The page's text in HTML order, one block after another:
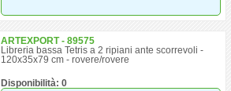
ARTEXPORT - 89575
Libreria bassa Tetris a 2 ripiani ante scorrevoli -
120x35x79 cm - rovere/rovere
Disponibilità: 0